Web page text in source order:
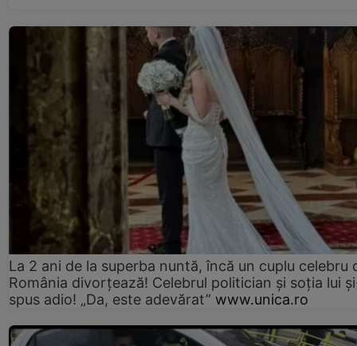
La 2 ani de la superba nuntă, încă un cuplu celebru
România divorțează! Celebrul politician și soția lui
spus adio! „Da, este adevărat” www.unica.ro